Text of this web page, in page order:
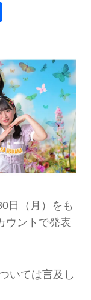
日（月）をも
ウントで発表
いては言及し